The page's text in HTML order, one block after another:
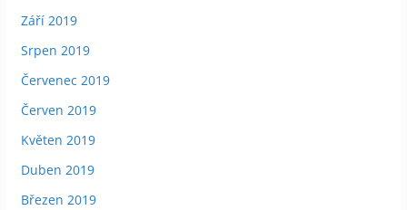
Září 2019
Srpen 2019
Červenec 2019
Červen 2019
Květen 2019
Duben 2019
Březen 2019